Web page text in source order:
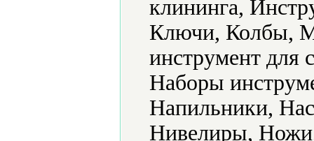
клининга,
Ключи, Колбы,
инструмент
Наборы
Напильники,
Нивелиры,